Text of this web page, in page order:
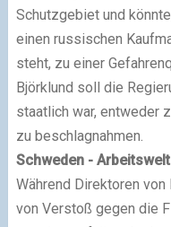
Schutzgebiet und
einen russischen
steht, zu einer
Björklund soll die
staatlich war, entweder
zu beschlagnahmen.
Schweden - Arbeitswelt
Während Direktoren
von Verstoß gegen die